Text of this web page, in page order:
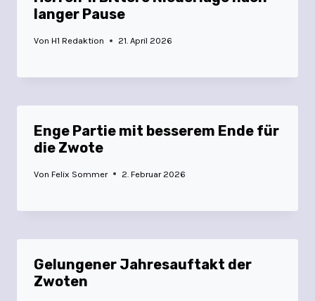
langer Pause
Von H1 Redaktion 21. April 2026
Enge Partie mit besserem Ende für
die Zwote
Von Felix Sommer 2. Februar 2026
Gelungener Jahresauftakt der
Zwoten